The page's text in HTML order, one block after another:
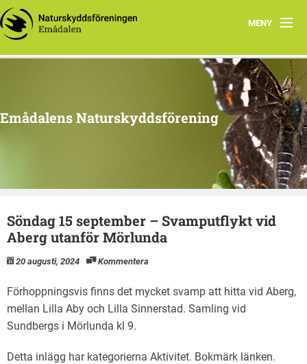
MENY
Hem
Program 2026
Ekhyddan
Styrelsen
Historik
Berguv
Emådalens Naturskyddsförening
Söndag 15 september – Svamputflykt vid
Aberg utanför Mörlunda
20 augusti, 2024 Kommentera
Förhoppningsvis finns det mycket svamp att hitta vid Aberg,
mellan Lilla Aby och Lilla Sinnerstad. Samling vid
Sundbergs i Mörlunda kl 9.
Detta inlägg har kategorierna Aktivitet. Bokmärk länken.